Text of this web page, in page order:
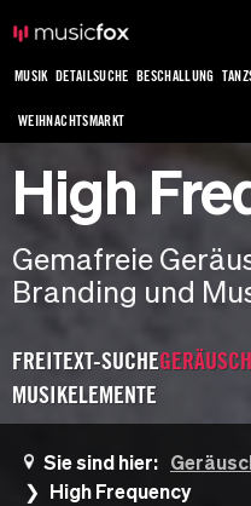
MUSIK DETAILSUCHE BESCHALLUNG
WEIHNACHTSMARKT
High
Gemafreie
Branding und
FREITEXT-SUCHE
MUSIKELEMENTE
Sie sind hier:
High Frequency